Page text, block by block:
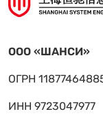
ООО «ШАНСИ»
ОГРН
ИНН 9723047977